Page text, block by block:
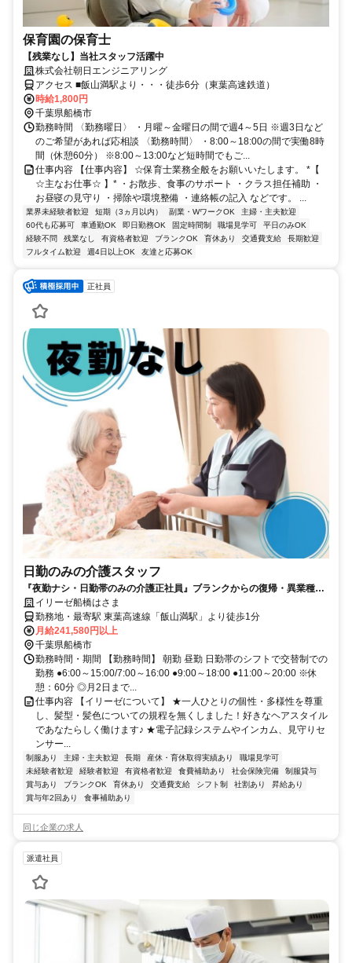
保育園の保育士
【残業なし】当社スタッフ活躍中
株式会社朝日エンジニアリング
アクセス ■飯山満駅より・・・徒歩6分（東葉高速鉄道）
時給1,800円
千葉県船橋市
勤務時間 〈勤務曜日〉 ・月曜～金曜日の間で週4～5日 ※週3日など
のご希望があれば応相談 〈勤務時間〉 ・8:00～18:00の間で実働8時
間（休憩60分） ※8:00～13:00など短時間でもご...
仕事内容 【仕事内容】 ☆保育士業務全般をお願いいたします。 *【
☆主なお仕事☆ 】* ・お散歩、食事のサポート ・クラス担任補助 ・
お昼寝の見守り ・掃除や環境整備 ・連絡帳の記入 などです。 ...
業界未経験者歓迎 短期（3ヵ月以内） 副業・WワークOK
主婦・主夫歓迎
60代も応募可
車通勤OK 即日勤務OK 固定時間制 職場見学可
平日のみOK
経験不問
残業なし 有資格者歓迎 ブランクOK 育休あり 交通費支給
長期歓迎
フルタイム歓迎
週4日以上OK 友達と応募OK
正社員
日勤のみの介護スタッフ
『夜勤ナシ・日勤帯のみの介護正社員』ブランクからの復帰・異業種か
らの転職も大歓迎です！
イリーゼ船橋はさま
勤務地・最寄駅 東葉高速線「飯山満駅」より徒歩1分
月給241,580円以上
千葉県船橋市
勤務時間・期間 【勤務時間】 朝勤 昼勤 日勤帯のシフトで交替制での
勤務 ●6:00～15:00/7:00～16:00 ●9:00～18:00 ●11:00～20:00 ※休
憩：60分 ◎月2日まで...
仕事内容 【イリーゼについて】 ★一人ひとりの個性・多様性を尊重
し、髪型・髪色についての規程を無くしました！好きなヘアスタイル
であなたらしく働けます♪ ★電子記録システムやインカム、見守りセ
ンサー...
制服あり 主婦・主夫歓迎 長期 産休・育休取得実績あり
職場見学可
未経験者歓迎
経験者歓迎 有資格者歓迎 食費補助あり 社会保険完備
制服貸与
賞与あり
ブランクOK 育休あり 交通費支給 シフト制 社割あり
昇給あり
賞与年2回あり
食事補助あり
同じ企業の求人
派遣社員